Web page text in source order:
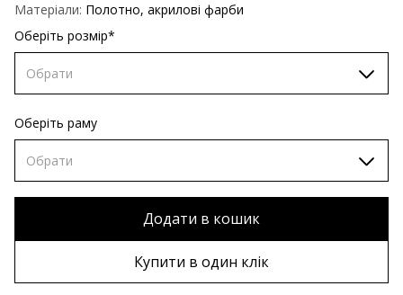
Матеріали: Полотно, акрилові фарби
Оберіть розмір*
Обрати
60х90 см
70х100 см
80х120 см
90х130 см
100х150 см
Оберіть раму
Обрати
Без рами
Дерев'яна рама
Металева рама
Додати в кошик
Купити в один клік